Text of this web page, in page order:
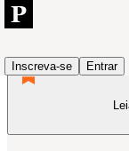
Inscreva-se
Entrar